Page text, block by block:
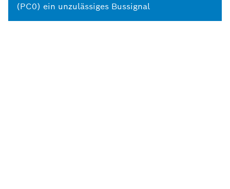
(PC0) ein unzulässiges Bussignal